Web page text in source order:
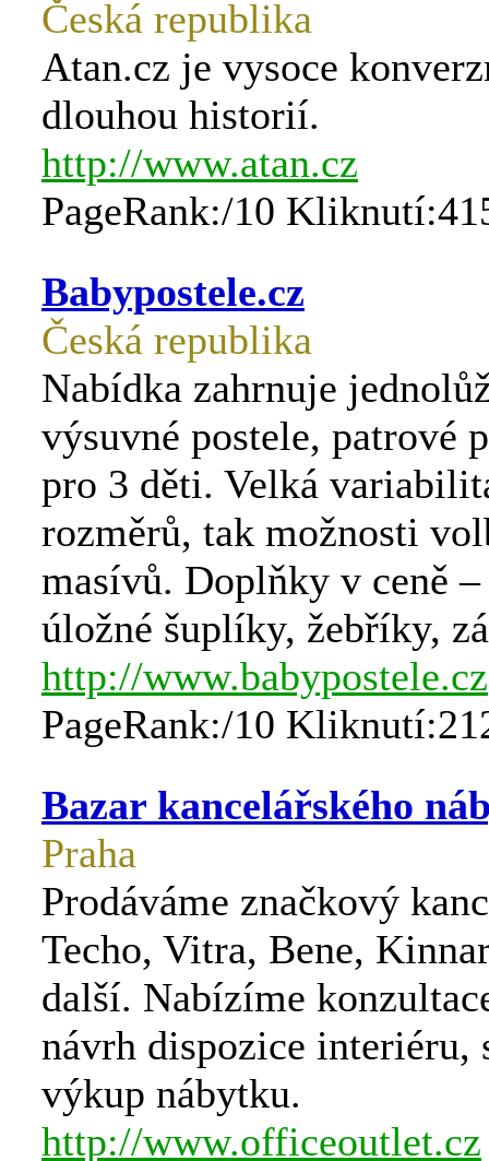
Česká republika
Atan.cz je vysoce
dlouhou historií.
http://www.atan.cz
PageRank:/10
Babypostele.cz
Česká republika
Nabídka zahrnuje
výsuvné postele, patrové
pro 3 děti. Velká
rozměrů, tak možnosti
masívů. Doplňky v ceně
úložné šuplíky, žebříky,
http://www.babypostele.cz
PageRank:/10
Bazar kancelářského
Praha
Prodáváme značkový
Techo, Vitra, Bene,
další. Nabízíme
návrh dispozice interiéru,
výkup nábytku.
http://www.officeoutlet.cz